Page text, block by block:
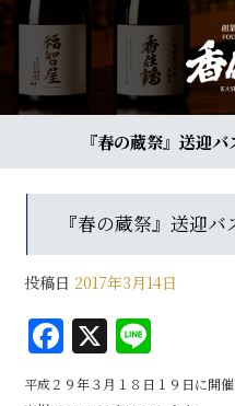
『春の蔵祭』送迎
『春の蔵祭』送迎
投稿日 2017年3月14日
F
a
X
n
平成２９年３月１８日１９日に開